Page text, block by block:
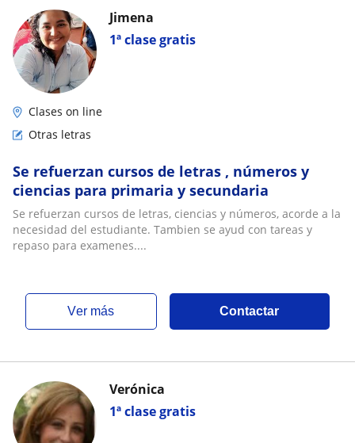
1ª clase gratis
Jimena
Clases on line
Otras letras
Se refuerzan cursos de letras , números y
ciencias para primaria y secundaria
Se refuerzan cursos de letras, ciencias y números, acorde a la
necesidad del estudiante. Tambien se ayud con tareas y
repaso para examenes....
ver más Contactar
1ª clase gratis
Verónica